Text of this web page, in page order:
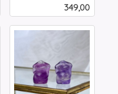
Pris
349,00